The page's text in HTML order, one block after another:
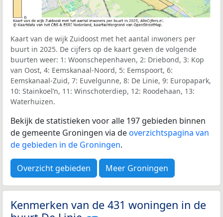
Kaart van de wijk Zuidoost met het aantal inwoners per
buurt in 2025. De cijfers op de kaart geven de volgende
buurten weer: 1: Woonschepenhaven, 2: Driebond, 3: Kop
van Oost, 4: Eemskanaal-Noord, 5: Eemspoort, 6:
Eemskanaal-Zuid, 7: Euvelgunne, 8: De Linie, 9: Europapark,
10: Stainkoel’n, 11: Winschoterdiep, 12: Roodehaan, 13:
Waterhuizen.
Bekijk de statistieken voor alle 197 gebieden binnen
de gemeente Groningen via deoverzichtspagina van
de gebieden in de Groningen.
Overzicht gebieden Meer Groningen
Kenmerken van de 431 woningen in de